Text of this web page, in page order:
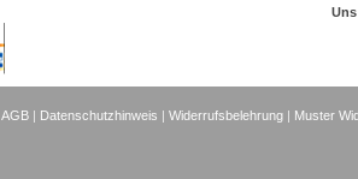
AGB| Datenschutzhinweis | Widerrufsbelehrung| Muster